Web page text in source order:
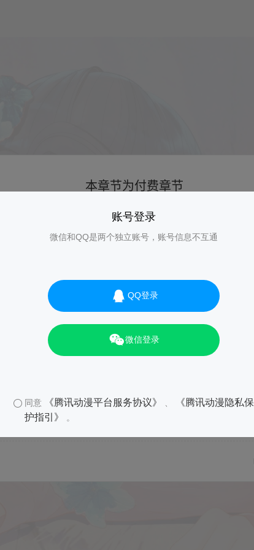
账号登录
微信和QQ是两个独立账号，账号信息不互通
QQ登录
微信登录
同意 《腾讯动漫平台服务协议》
《腾讯动漫隐私保
护指引》
。